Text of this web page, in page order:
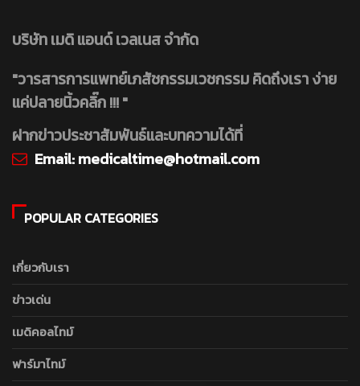
บริษัท เมดิ แอนด์ เวลเนส จำกัด
"วารสารการแพทย์เภสัชกรรมเวชกรรม คิดถึงเรา ง่าย
แค่ปลายนิ้วคลิ๊ก !!! "
ฝากข่าวประชาสัมพันธ์และบทความได้ที่
Email:medicaltime@hotmail.com
POPULAR CATEGORIES
เกี่ยวกับเรา
ข่าวเด่น
เมดิคอลไทม์
ฟาร์มาไทม์